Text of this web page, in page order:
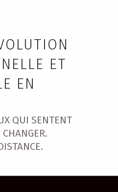
ET
EN
QUI SENTENT
GUERY
GUERY
Marie GUERY
Guéry